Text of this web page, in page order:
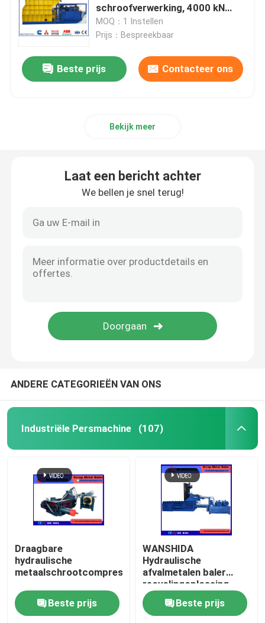
Verticale Persmachine
Horizontale Persmachine
Schrootpersmachine
Metalen briketteerpers
Schroot Scherende Machine
Brugscheerbeurt
schroofverwerking, 4000 kN
snijkracht met 1400 mm lem
MOQ：1 Instellen
Prijs：Bespreekbaar
Beste prijs Contacteer ons
Bekijk meer
Laat een bericht achter
We bellen je snel terug!
ANDERE CATEGORIEËN VAN ONS
Industriële Persmachine (107)
Draagbare
hydraulische
metaalschrootcompressor
Beste prijs
WANSHIDA
Hydraulische
afvalmetalen baler
recyclingoplossing.
Beste prijs